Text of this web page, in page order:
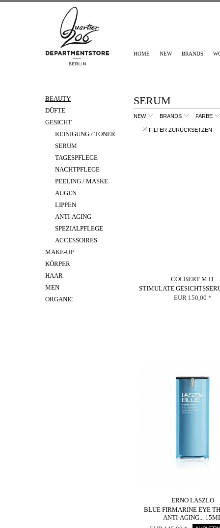
HOME NEW BRANDS
BEAUTY
DÜFTE
GESICHT
REINIGUNG / TONER
SERUM
TAGESPFLEGE
NACHTPFLEGE
PEELING / MASKE
AUGEN
LIPPEN
ANTI-AGING
SPEZIALPFLEGE
ACCESSOIRES
MAKE-UP
KÖRPER
HAAR
MEN
ORGANIC
SERUM
NEW BRANDS FARBE
FILTER ZURÜCKSETZEN
COLBERT M.D.
STIMULATE
EUR 150,00 *
ERNO LASZLO
BLUE FIRMARINE EYE
ANTI-AGING...